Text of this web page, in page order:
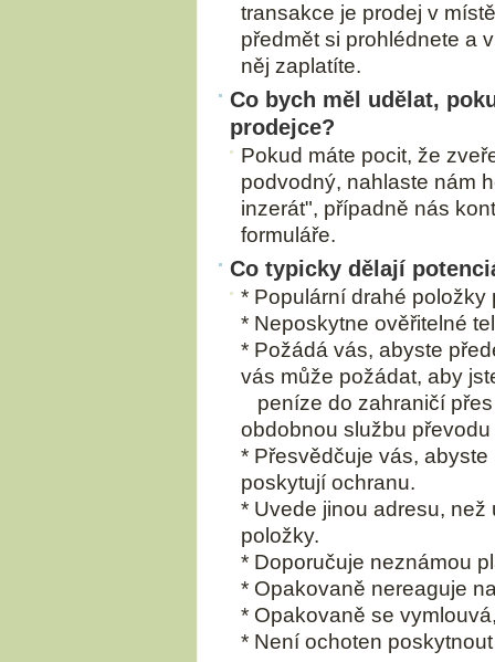
transakce je prodej v
předmět si prohlédnete a
něj zaplatíte.
Co bych měl udělat,
prodejce?
Pokud máte pocit, že
podvodný, nahlaste nám
inzerát", případně nás
formuláře.
Co typicky dělají
* Populární drahé
* Neposkytne ověřitelné
* Požádá vás, abyste
vás může požádat, aby
peníze do zahraničí
obdobnou službu
* Přesvědčuje vás,
poskytují ochranu.
* Uvede jinou adresu,
položky.
* Doporučuje neznámou
* Opakovaně nereaguje
* Opakovaně se
* Není ochoten